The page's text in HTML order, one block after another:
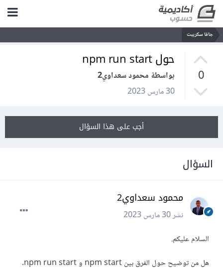
جافا سكريبت
0
حول npm run start
بواسطة محمود سعداوي2
30 مارس 2023
أجب على هذا السؤال
السؤال
محمود سعداوي2
نشر30 مارس 2023
السلام عليكم.
هل من توضيح حول الفرق بين npm start و npm run start.